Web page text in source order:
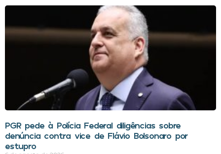
PGR pede à Polícia Federal diligências sobre
denúncia contra vice de Flávio Bolsonaro por
estupro